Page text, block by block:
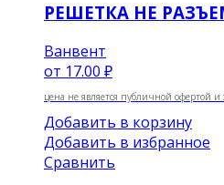
РЕШЕТКА НЕ
Ванвент
от 17.00 ₽
цена не является публичной офертой и
Добавить в корзину
Добавить в избранное
Сравнить